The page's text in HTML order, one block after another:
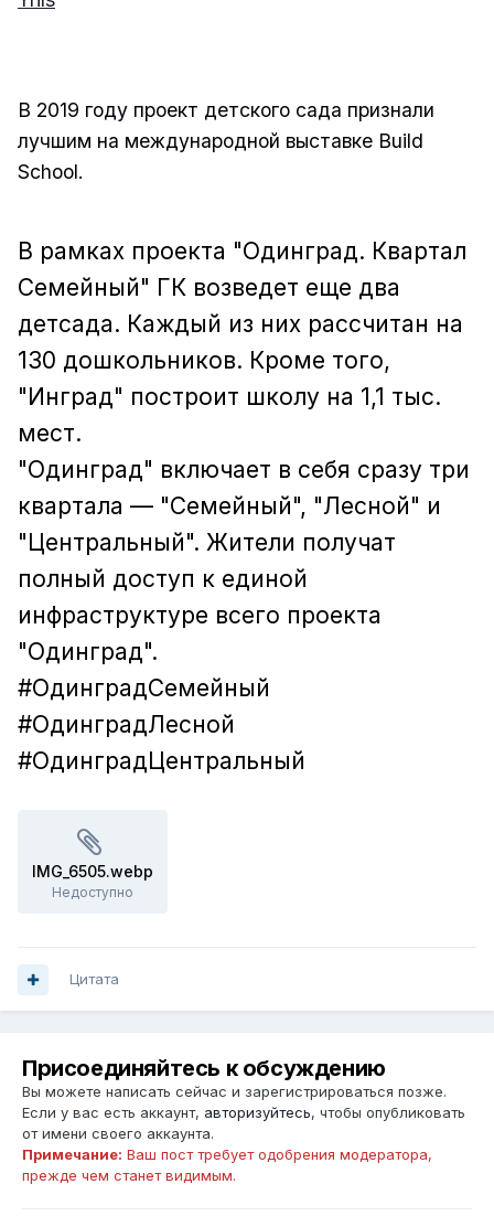
В 2019 году проект детского сада признали
лучшим на международной выставке Build
School.
В рамках проекта "Одинград. Квартал
Семейный" ГК возведет еще два
детсада. Каждый из них рассчитан на
130 дошкольников. Кроме того,
"Инград" построит школу на 1,1 тыс.
мест.
"Одинград" включает в себя сразу три
квартала — "Семейный", "Лесной" и
"Центральный". Жители получат
полный доступ к единой
инфраструктуре всего проекта
"Одинград".
#ОдинградСемейный
#ОдинградЛесной
#ОдинградЦентральный
IMG_6505.webp
Недоступно
Цитата
Присоединяйтесь к обсуждению
Вы можете написать сейчас и зарегистрироваться позже.
Если у вас есть аккаунт, авторизуйтесь, чтобы опубликовать
от имени своего аккаунта.
Примечание: Ваш пост требует одобрения модератора,
прежде чем станет видимым.